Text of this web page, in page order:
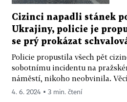
Cizinci napadli stánek
Ukrajiny, policie je
se prý prokázat
Policie propustila všech pět
sobotnímu incidentu na
náměstí, nikoho neobvinila. Věcí
4. 6. 2024 ▪ 3 min. čtení